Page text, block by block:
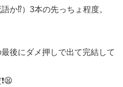
か⁉︎）3本の先っちょ程度。
後にダメ押しで出て完結して